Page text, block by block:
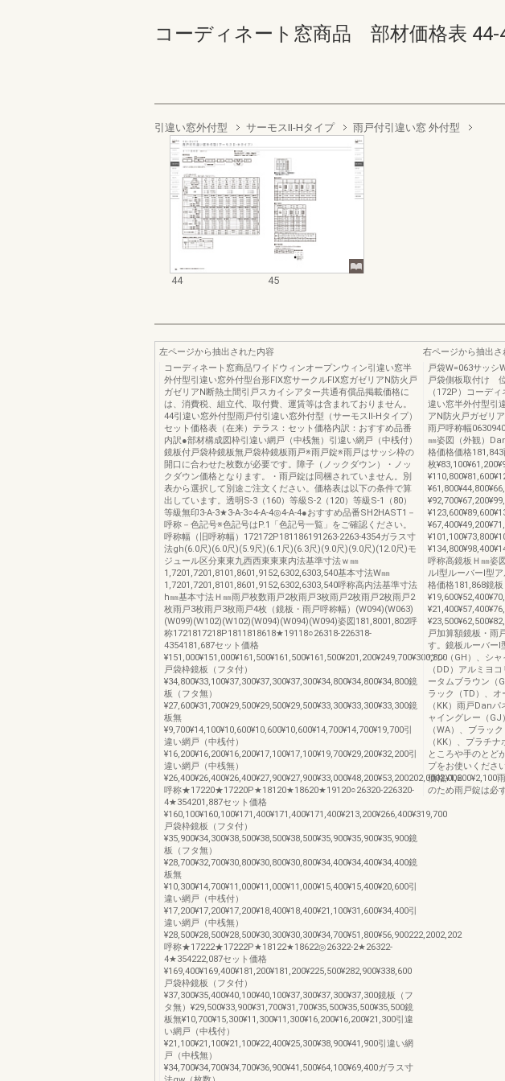
コーディネート窓商品 部材価格表 44-
引違い窓外付型 サーモスII-Hタイプ 雨戸付引違い窓 外付型
44 45
左ページから抽出された内容
コーディネート窓商品ワイドウィンオープンウィン引違い窓半
外付型引違い窓外付型台形FIX窓サークルFIX窓ガゼリアN防火戸
ガゼリアN断熱土間引戸スカイシアター共通有償品掲載価格に
は、消費税、組立代、取付費、運賃等は含まれておりません。
44引違い窓外付型雨戸付引違い窓外付型（サーモスⅡ-Hタイプ）
セット価格表（在来）テラス：セット価格内訳：おすすめ品番
内訳●部材構成図枠引違い網戸（中桟無）引違い網戸（中桟付）
鏡板付戸袋枠鏡板無戸袋枠鏡板雨戸※雨戸錠※雨戸はサッシ枠の
開口に合わせた枚数が必要です。障子（ノックダウン）・ノッ
クダウン価格となります。・雨戸錠は同梱されていません。別
表から選択して別途ご注文ください。価格表は以下の条件で算
出しています。透明S-3（160）等級S-2（120）等級S-1（80）
等級無印3-A-3★3-A-3○4-A-4◎4-A-4●おすすめ品番SH2HAST1－
呼称－色記号※色記号はP.1「色記号一覧」をご確認ください。
呼称幅（旧呼称幅）172172P181186191263-2263-4354ガラス寸
法gh(6.0尺)(6.0尺)(5.9尺)(6.1尺)(6.3尺)(9.0尺)(9.0尺)(12.0尺)モ
ジュール区分東東九西西東東東内法基準寸法ｗ㎜
1,7201,7201,8101,8601,9152,6302,6303,540基本寸法W㎜
1,7201,7201,8101,8601,9152,6302,6303,540呼称高内法基準寸法
h㎜基本寸法Ｈ㎜雨戸枚数雨戸2枚雨戸3枚雨戸2枚雨戸2枚雨戸2
枚雨戸3枚雨戸3枚雨戸4枚（鏡板・雨戸呼称幅）(W094)(W063)
(W099)(W102)(W102)(W094)(W094)(W094)姿図181,8001,802呼
称1721817218P1811818618★19118○26318-226318-
4354181,687セット価格
¥151,000¥151,000¥161,500¥161,500¥161,500¥201,200¥249,700¥300,800
戸袋枠鏡板（フタ付）
¥34,800¥33,100¥37,300¥37,300¥37,300¥34,800¥34,800¥34,800鏡
板（フタ無）
¥27,600¥31,700¥29,500¥29,500¥29,500¥33,300¥33,300¥33,300鏡
板無
¥9,700¥14,100¥10,600¥10,600¥10,600¥14,700¥14,700¥19,700引
違い網戸（中桟付）
¥16,200¥16,200¥16,200¥17,100¥17,100¥19,700¥29,200¥32,200引
違い網戸（中桟無）
¥26,400¥26,400¥26,400¥27,900¥27,900¥33,000¥48,200¥53,200202,0002,002
呼称★17220★17220P★18120★18620★19120○26320-226320-
4★354201,887セット価格
¥160,100¥160,100¥171,400¥171,400¥171,400¥213,200¥266,400¥319,700
戸袋枠鏡板（フタ付）
¥35,900¥34,300¥38,500¥38,500¥38,500¥35,900¥35,900¥35,900鏡
板（フタ無）
¥28,700¥32,700¥30,800¥30,800¥30,800¥34,400¥34,400¥34,400鏡
板無
¥10,300¥14,700¥11,000¥11,000¥11,000¥15,400¥15,400¥20,600引
違い網戸（中桟付）
¥17,200¥17,200¥17,200¥18,400¥18,400¥21,100¥31,600¥34,400引
違い網戸（中桟無）
¥28,500¥28,500¥28,500¥30,300¥30,300¥34,700¥51,800¥56,900222,2002,202
呼称★17222★17222P★18122★18622◎26322-2★26322-
4★354222,087セット価格
¥169,400¥169,400¥181,200¥181,200¥225,500¥282,900¥338,600
戸袋枠鏡板（フタ付）
¥37,300¥35,400¥40,100¥40,100¥37,300¥37,300¥37,300鏡板（フ
タ無）¥29,500¥33,900¥31,700¥31,700¥35,500¥35,500¥35,500鏡
板無¥10,700¥15,300¥11,300¥11,300¥16,200¥16,200¥21,300引違
い網戸（中桟付）
¥21,100¥21,100¥21,100¥22,400¥25,300¥38,900¥41,900引違い網
戸（中桟無）
¥34,700¥34,700¥34,700¥36,900¥41,500¥64,100¥69,400ガラス寸
右ページから抽出さ
戸袋W=063サッシ
戸袋側板取付け
（172P）コーデ
違い窓半外付型引
アN防火戸ガゼリ
雨戸呼称幅
㎜姿図（外観）
格価格価格
枚
呼称高鏡板Ｈ㎜姿
ルⅠ型ルーバーⅠ型
格価格181,868鏡板
戸加算額鏡板・雨
す。鏡板ルーバー
ウン（GH）、シ
（DD）アルミヨ
ータムブラウン（
ラック（TD）、オ
（KK）雨戸Dan
ャイングレー（GJ
（WA）、ブラッ
（KK）、プラチ
ところや手のとど
プをお使いくださ
価格¥1,600¥2,100
のため雨戸錠は必